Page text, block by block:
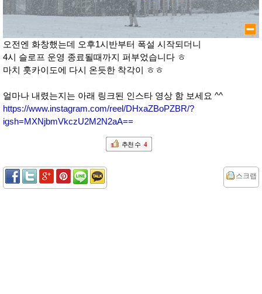
오전엔 화창했는데 오후1시반부터 폭설 시작되더니
4시 슬로프 운영 종료될때까지 퍼부었습니다 ㅎ
마치 훗카이도에 다시 온듯한 착각이 ㅎㅎ
얼마나 내렸는지는 아래 링크된 인스타 영상 함 보세요 ^^
https://www.instagram.com/reel/DHxaZBoPZBR/?
igsh=MXNjbmVkczU2M2N2aA==
추천 수 4
스크랩